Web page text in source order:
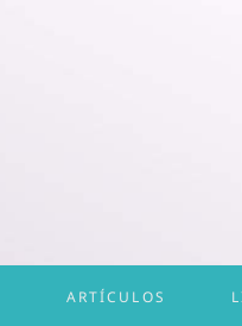
ARTÍCULOS